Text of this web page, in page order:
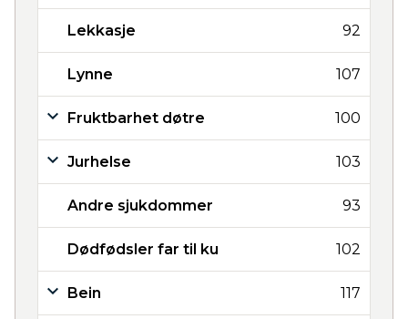
Lekkasje 92
Lynne 107
Fruktbarhet døtre 100
Jurhelse 103
Andre sjukdommer 93
Dødfødsler far til ku 102
Bein 117